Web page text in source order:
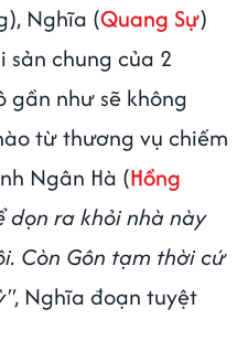
Nghĩa (Quang Sự)
chung của 2
gần như sẽ không
từ thương vụ chiếm
Ngân Hà (Hồng
dọn ra khỏi nhà này
Còn Gôn tạm thời cứ
, Nghĩa đoạn tuyệt